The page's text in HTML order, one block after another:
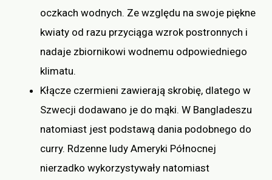
oczkach wodnych. Ze względu na swoje piękne
kwiaty od razu przyciąga wzrok postronnych i
nadaje zbiornikowi wodnemu odpowiedniego
klimatu.
Kłącze czermieni zawierają skrobię, dlatego w
Szwecji dodawano je do mąki. W Bangladeszu
natomiast jest podstawą dania podobnego do
curry. Rdzenne ludy Ameryki Północnej
nierzadko wykorzystywały natomiast